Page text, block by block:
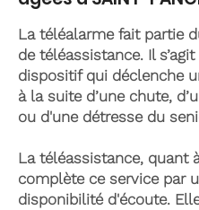
La téléalarme fait partie
de téléassistance. Il s’agit
dispositif qui déclenche
à la suite d’une chute,
ou d'une détresse du
La téléassistance, quant
complète ce service par
disponibilité d'écoute.